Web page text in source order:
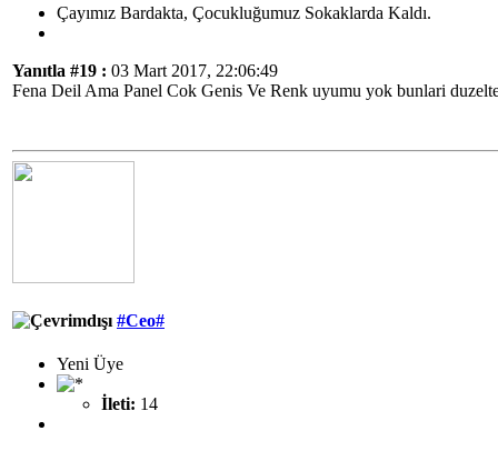
Çayımız Bardakta, Çocukluğumuz Sokaklarda Kaldı.
Yanıtla #19 : 03 Mart 2017, 22:06:49
Fena Deil Ama Panel Cok Genis Ve Renk uyumu yok bunlari
#Ceo#
Yeni Üye
İleti: 14